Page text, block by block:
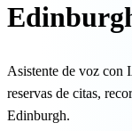
Precios
Integraciones
Demo →
Asistente de voz con
reservas de citas,
Edinburgh.